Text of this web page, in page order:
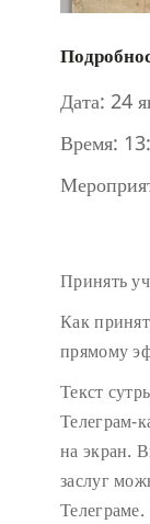
Дата: 24
Время:
Принять
Как
прямому
Текст
Телеграм-
на экран.
заслуг
Телеграме.